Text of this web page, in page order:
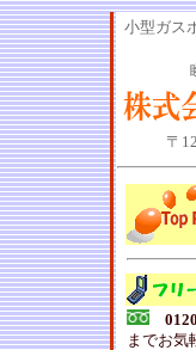
小型ガス
〒
までお気